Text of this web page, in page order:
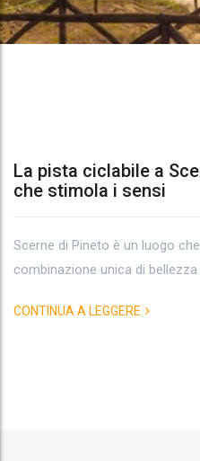
Tag
Archives:
biketour
La pista ciclabile a
che stimola i sensi
Scerne di Pineto è un luogo
combinazione unica di
CONTINUA A LEGGERE